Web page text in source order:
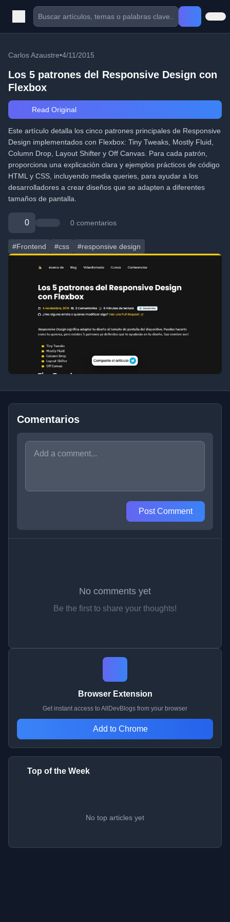
Carlos Azaustre•4/11/2015
Los 5 patrones del Responsive Design con
Flexbox
Read Original
Este artículo detalla los cinco patrones principales de Responsive
Design implementados con Flexbox: Tiny Tweaks, Mostly Fluid,
Column Drop, Layout Shifter y Off Canvas. Para cada patrón,
proporciona una explicación clara y ejemplos prácticos de código
HTML y CSS, incluyendo media queries, para ayudar a los
desarrolladores a crear diseños que se adapten a diferentes
tamaños de pantalla.
0 0 comentarios
#Frontend #css #responsive design
Comentarios
Post Comment
No comments yet
Be the first to share your thoughts!
Browser Extension
Get instant access to AllDevBlogs from your browser
Add to Chrome
Top of the Week
No top articles yet